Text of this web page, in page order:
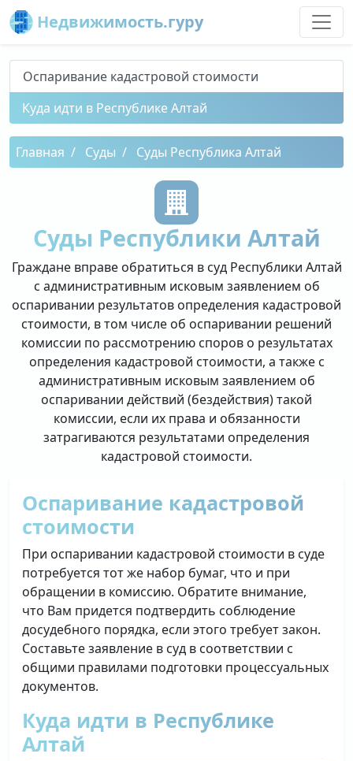
Недвижимость.гуру
Оспаривание кадастровой стоимости
Куда идти в Республике Алтай
Главная Суды Суды Республика Алтай
Суды Республики Алтай
Граждане вправе обратиться в суд Республики Алтай
с административным исковым заявлением об
оспаривании результатов определения кадастровой
стоимости, в том числе об оспаривании решений
комиссии по рассмотрению споров о результатах
определения кадастровой стоимости, а также с
административным исковым заявлением об
оспаривании действий (бездействия) такой
комиссии, если их права и обязанности
затрагиваются результатами определения
кадастровой стоимости.
Оспаривание кадастровой
стоимости
При оспаривании кадастровой стоимости в суде
потребуется тот же набор бумаг, что и при
обращении в комиссию. Обратите внимание,
что Вам придется подтвердить соблюдение
досудебного порядка, если этого требует закон.
Составьте заявление в суд в соответствии с
общими правилами подготовки процессуальных
документов.
Куда идти в Республике
Алтай